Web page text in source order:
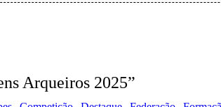
Arqueiros 2025”